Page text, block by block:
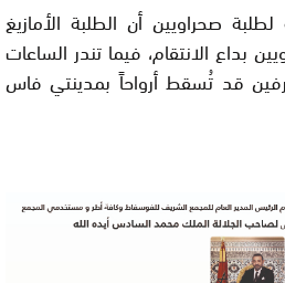
صحراويين أن الطلبة الأمازيغ
بداع الانتقام، فيما تندر الساعات
قد تُسقط أرواحاً بمدينتي فاس